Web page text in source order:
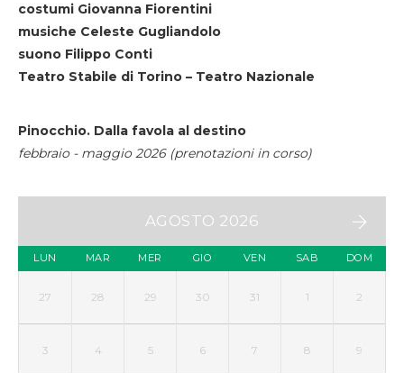
costumi Giovanna Fiorentini
musiche Celeste Gugliandolo
suono Filippo Conti
Teatro Stabile di Torino – Teatro Nazionale
Pinocchio. Dalla favola al destino
febbraio - maggio 2026 (prenotazioni in corso)
AGOSTO 2026
LUN MAR MER GIO VEN SAB DOM
27 28 29 30 31 1 2
3 4 5 6 7 8 9